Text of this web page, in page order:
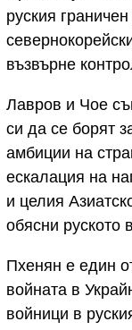
руския
възвърне
Лавров и Чое
си да се борят
амбиции на
ескалация на
и целия
обясни руското
Пхенян е един
войната в
войници в